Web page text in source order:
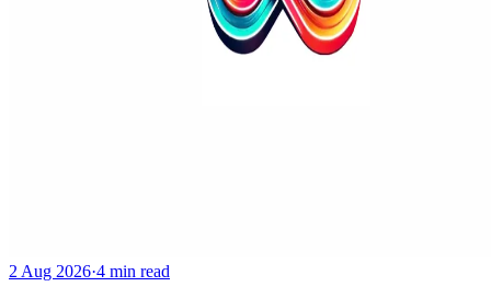
2 Aug 2026·4 min read